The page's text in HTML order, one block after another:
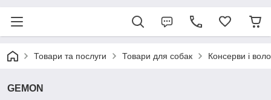
Товари та послуги Товари для собак Консерви і
GEMON